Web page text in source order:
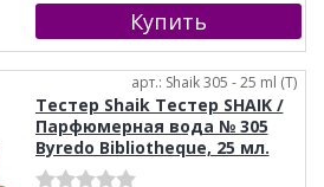
арт.: Shaik 305 - 25 ml (T)
Тестер Shaik Тестер SHAIK /
Парфюмерная вода № 305
Byredo Bibliotheque, 25 мл.